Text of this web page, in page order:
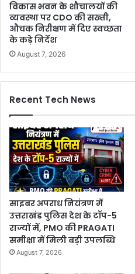
विकास भवन के शौचालयों की
व्यवस्था पर CDO की सख्ती,
औचक निरीक्षण में दिए स्वच्छता
के कड़े निर्देश
August 7, 2026
Recent Tech News
साइबर अपराध नियंत्रण में
उत्तराखंड पुलिस देश के टॉप-5
राज्यों में, PMO की PRAGATI
समीक्षा में मिली बड़ी उपलब्धि
August 7, 2026